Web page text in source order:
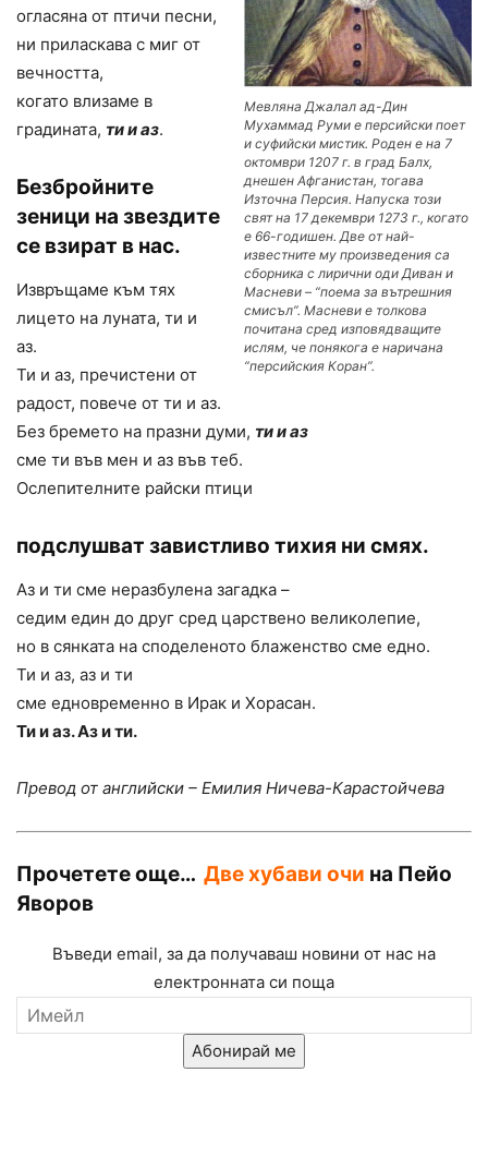
Мевляна Джалал ад-Дин
Мухаммад Руми е персийски поет
и суфийски мистик. Роден е на 7
октомври 1207 г. в град Балх,
днешен Афганистан, тогава
Източна Персия. Напуска този
свят на 17 декември 1273 г., когато
е 66-годишен. Две от най-
известните му произведения са
сборника с лирични оди Диван и
Масневи – “поема за вътрешния
смисъл”. Масневи е толкова
почитана сред изповядващите
ислям, че понякога е наричана
“персийския Коран”.
огласяна от птичи песни,
ни приласкава с миг от
вечността,
когато влизаме в
градината, ти и аз.
Безбройните
зеници на звездите
се взират в нас.
Извръщаме към тях
лицето на луната, ти и
аз.
Ти и аз, пречистени от
радост, повече от ти и аз.
Без бремето на празни думи, ти и аз
сме ти във мен и аз във теб.
Ослепителните райски птици
подслушват завистливо тихия ни смях.
Аз и ти сме неразбулена загадка –
седим един до друг сред царствено великолепие,
но в сянката на споделеното блаженство сме едно.
Ти и аз, аз и ти
сме едновременно в Ирак и Хорасан.
Ти и аз. Аз и ти.
Превод от английски – Емилия Ничева-Карастойчева
Прочетете още… Две хубави очи на Пейо
Яворов
Въведи email, за да получаваш новини от нас на
електронната си поща
Абонирай ме